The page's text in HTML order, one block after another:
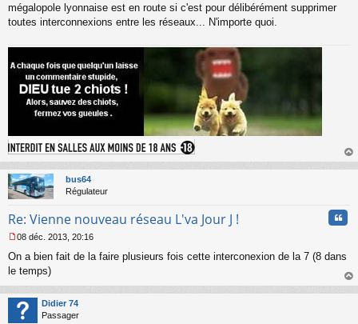
s
s
n
mégalopole lyonnaise est en route si c'est pour délibérément supprimer
toutes interconnexions entre les réseaux... N'importe quoi.
au
bus64
Régulateur
Re: Vienne nouveau réseau L'va Jour J !
e
s
a
g
e
08 déc. 2013, 20:16
On a bien fait de la faire plusieurs fois cette interconexion de la 7 (8 dans
le temps)
au
Didier 74
Passager